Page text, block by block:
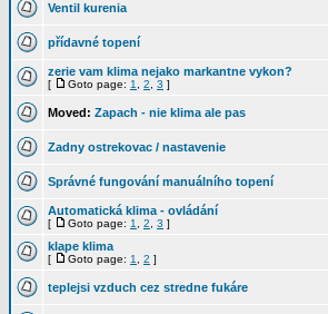
Ventil kurenia
přídavné topení
zerie vam klima nejako markantne vykon?
[ Goto page: 1 2 3 ]
Moved: Zapach - nie klima ale pas
Zadny ostrekovac / nastavenie
Správné fungování manuálního topení
Automatická klima - ovládání
[ Goto page: 1 2 3 ]
klape klima
[ Goto page: 1 2 ]
teplejsi vzduch cez stredne fukáre